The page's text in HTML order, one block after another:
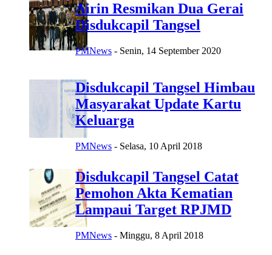
Airin Resmikan Dua Gerai
Disdukcapil Tangsel
PMNews - Senin, 14 September 2020
Disdukcapil Tangsel Himbau
Masyarakat Update Kartu
Keluarga
PMNews - Selasa, 10 April 2018
Disdukcapil Tangsel Catat
Pemohon Akta Kematian
Lampaui Target RPJMD
PMNews - Minggu, 8 April 2018